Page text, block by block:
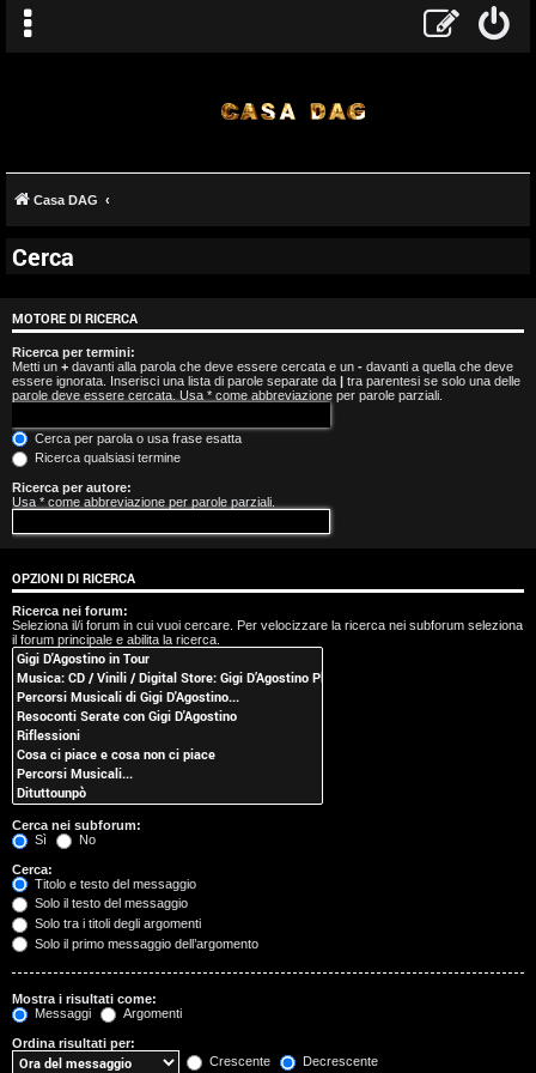
A
r
g
o
m
e
n
i
s
e
n
z
a
r
i
s
p
o
s
Casa DAG
Cerca
MOTORE DI RICERCA
Ricerca per termini:
Metti un + davanti alla parola che deve essere cercata e un - davanti a quella che deve
essere ignorata. Inserisci una lista di parole separate da | tra parentesi se solo una delle
parole deve essere cercata. Usa * come abbreviazione per parole parziali.
Cerca per parola o usa frase esatta
Ricerca qualsiasi termine
Ricerca per autore:
Usa * come abbreviazione per parole parziali.
OPZIONI DI RICERCA
Ricerca nei forum:
Seleziona il/i forum in cui vuoi cercare. Per velocizzare la ricerca nei subforum seleziona
il forum principale e abilita la ricerca.
Cerca nei subforum:
Sì
No
Cerca:
Titolo e testo del messaggio
Solo il testo del messaggio
Solo tra i titoli degli argomenti
Solo il primo messaggio dell’argomento
Mostra i risultati come:
Messaggi
Argomenti
Ordina risultati per:
Crescente
Decrescente